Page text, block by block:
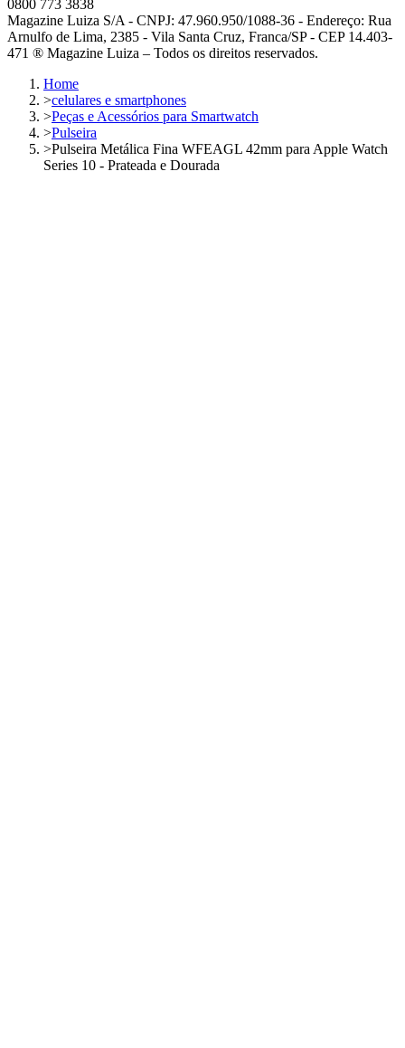
0800 773 3838
Magazine Luiza S/A - CNPJ: 47.960.950/1088-36 - Endereço: Rua
Arnulfo de Lima, 2385 - Vila Santa Cruz, Franca/SP - CEP 14.403-
471 ® Magazine Luiza – Todos os direitos reservados.
Home
>celulares e smartphones
>Peças e Acessórios para Smartwatch
>Pulseira
>Pulseira Metálica Fina WFEAGL 42mm para Apple Watch
Series 10 - Prateada e Dourada